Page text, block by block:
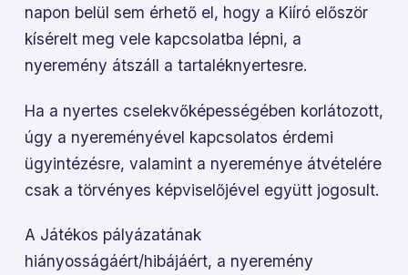
napon belül sem érhető el, hogy a Kiíró először
kísérelt meg vele kapcsolatba lépni, a
nyeremény átszáll a tartaléknyertesre.
Ha a nyertes cselekvőképességében korlátozott,
úgy a nyereményével kapcsolatos érdemi
ügyintézésre, valamint a nyereménye átvételére
csak a törvényes képviselőjével együtt jogosult.
A Játékos pályázatának
hiányosságáért/hibájáért, a nyeremény